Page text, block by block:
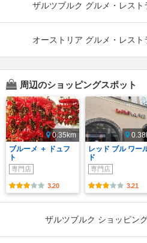
ザルツブルク グルメ・レスト
オーストリア グルメ・レスト
周辺のショッピングスポット
0.35km
ブルーメ ＋ ドュフ
ト
専門店
3.20
レッド ブル ワー
ド
専門店
3.21
ザルツブルク ショッピン